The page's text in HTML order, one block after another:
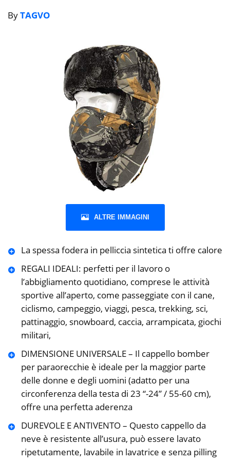
ByTAGVO
ALTRE IMMAGINI
La spessa fodera in pelliccia sintetica ti offre calore
REGALI IDEALI: perfetti per il lavoro o
l’abbigliamento quotidiano, comprese le attività
sportive all’aperto, come passeggiate con il cane,
ciclismo, campeggio, viaggi, pesca, trekking, sci,
pattinaggio, snowboard, caccia, arrampicata, giochi
militari,
DIMENSIONE UNIVERSALE – Il cappello bomber
per paraorecchie è ideale per la maggior parte
delle donne e degli uomini (adatto per una
circonferenza della testa di 23 “-24” / 55-60 cm),
offre una perfetta aderenza
DUREVOLE E ANTIVENTO – Questo cappello da
neve è resistente all’usura, può essere lavato
ripetutamente, lavabile in lavatrice e senza pilling